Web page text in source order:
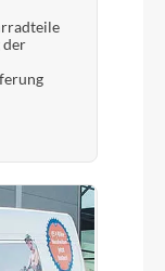
gedichtete
der